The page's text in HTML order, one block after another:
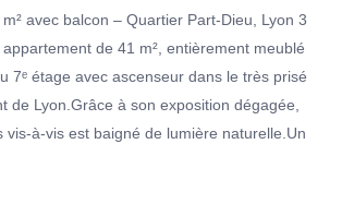
avec balcon – Quartier Part-Dieu, Lyon 3
de 41 m², entièrement meublé
7ᵉ étage avec ascenseur dans le très prisé
de Lyon.Grâce à son exposition dégagée,
vis-à-vis est baigné de lumière naturelle.Un
calme et pratique, idéal pour un